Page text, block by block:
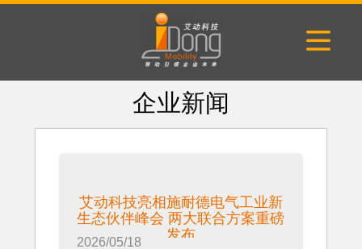
企业新闻
艾动科技亮相施耐德电气工业新
生态伙伴峰会 两大联合方案重磅
发布
2026/05/18